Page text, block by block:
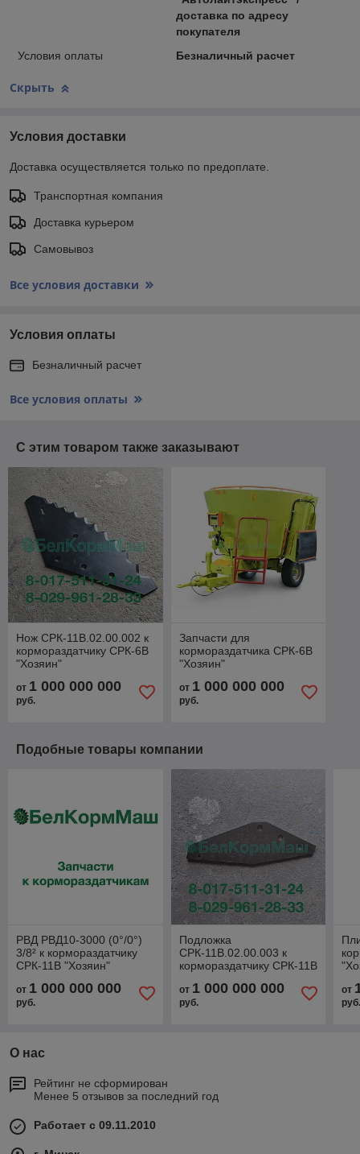
доставка по адресу
покупателя
Условия оплаты
Безналичный расчет
Скрыть
Условия доставки
Доставка осуществляется только по предоплате.
Транспортная компания
Доставка курьером
Самовывоз
Все условия доставки
Условия оплаты
Безналичный расчет
Все условия оплаты
С этим товаром также заказывают
Нож СРК-11В.02.00.002 к
кормораздатчику СРК-6В
"Хозяин"
от 1 000 000 000
руб.
Запчасти для
кормораздатчика СРК-6В
"Хозяин"
от 1 000 000 000
руб.
Подобные товары компании
РВД РВД10-3000 (0°/0°)
3/8² к кормораздатчику
СРК-11В "Хозяин"
от 1 000 000 000
руб.
Подложка
СРК-11В.02.00.003 к
кормораздатчику СРК-11В
от 1 000 000 000
руб.
от
О нас
Рейтинг не сформирован
Менее 5 отзывов за последний год
Работает с 09.11.2010